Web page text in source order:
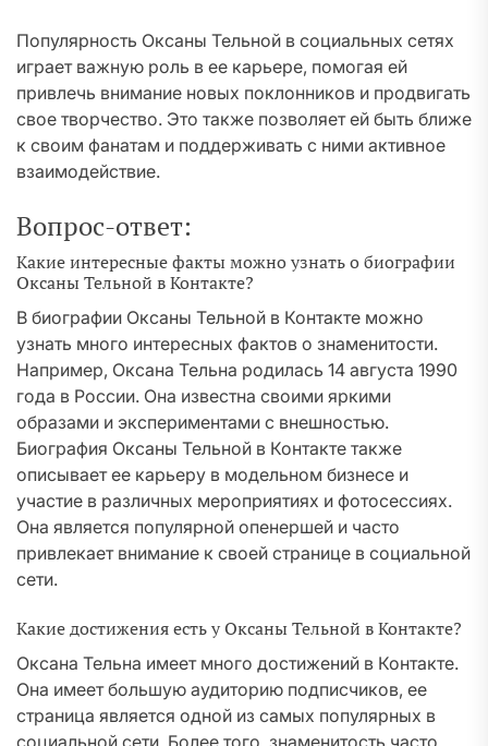
Популярность Оксаны Тельной в социальных сетях
играет важную роль в ее карьере, помогая ей
привлечь внимание новых поклонников и продвигать
свое творчество. Это также позволяет ей быть ближе
к своим фанатам и поддерживать с ними активное
взаимодействие.
Вопрос-ответ:
Какие интересные факты можно узнать о биографии
Оксаны Тельной в Контакте?
В биографии Оксаны Тельной в Контакте можно
узнать много интересных фактов о знаменитости.
Например, Оксана Тельна родилась 14 августа 1990
года в России. Она известна своими яркими
образами и экспериментами с внешностью.
Биография Оксаны Тельной в Контакте также
описывает ее карьеру в модельном бизнесе и
участие в различных мероприятиях и фотосессиях.
Она является популярной опенершей и часто
привлекает внимание к своей странице в социальной
сети.
Какие достижения есть у Оксаны Тельной в Контакте?
Оксана Тельна имеет много достижений в Контакте.
Она имеет большую аудиторию подписчиков, ее
страница является одной из самых популярных в
социальной сети. Более того, знаменитость часто